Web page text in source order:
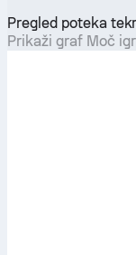
Pregled poteka
Prikaži graf Moč